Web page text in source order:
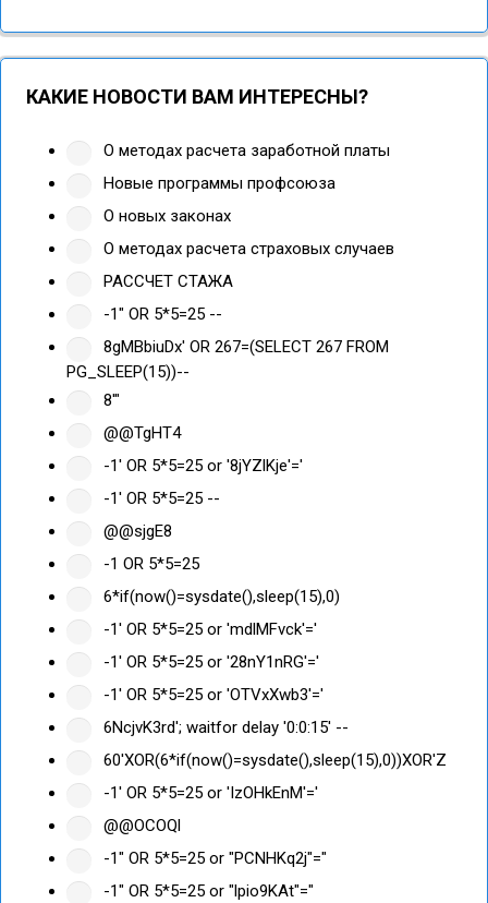
КАКИЕ НОВОСТИ ВАМ ИНТЕРЕСНЫ?
О методах расчета заработной платы
Новые программы профсоюза
О новых законах
О методах расчета страховых случаев
РАССЧЕТ СТАЖА
-1" OR 5*5=25 --
8gMBbiuDx' OR 267=(SELECT 267 FROM
PG_SLEEP(15))--
8'"
@@TgHT4
-1' OR 5*5=25 or '8jYZlKje'='
-1' OR 5*5=25 --
@@sjgE8
-1 OR 5*5=25
6*if(now()=sysdate(),sleep(15),0)
-1' OR 5*5=25 or 'mdlMFvck'='
-1' OR 5*5=25 or '28nY1nRG'='
-1' OR 5*5=25 or 'OTVxXwb3'='
6NcjvK3rd'; waitfor delay '0:0:15' --
60'XOR(6*if(now()=sysdate(),sleep(15),0))XOR'Z
-1' OR 5*5=25 or 'IzOHkEnM'='
@@OCOQl
-1" OR 5*5=25 or "PCNHKq2j"="
-1" OR 5*5=25 or "lpio9KAt"="